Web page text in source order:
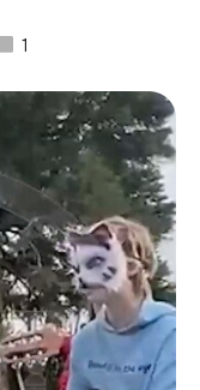
1